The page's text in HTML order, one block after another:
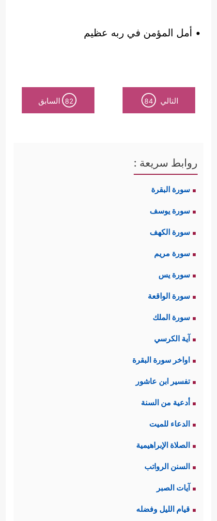
• أمل المؤمن في ربه عظيم
التالي 84
82 السابق
روابط سريعة :
سورة البقرة
سورة يوسف
سورة الكهف
سورة مريم
سورة يس
سورة الواقعة
سورة الملك
آية الكرسي
اواخر سورة البقرة
تفسير ابن عاشور
أدعية من السنة
الدعاء للميت
الصلاة الإبراهيمية
السنن الرواتب
آيات الصبر
قيام الليل وفضله